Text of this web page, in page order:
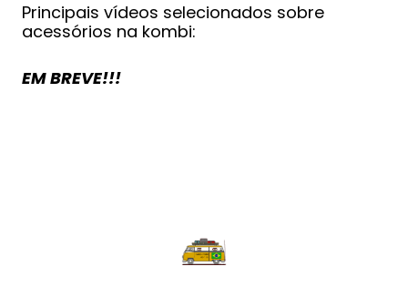
Principais vídeos selecionados sobre
acessórios na kombi:
EM BREVE!!!